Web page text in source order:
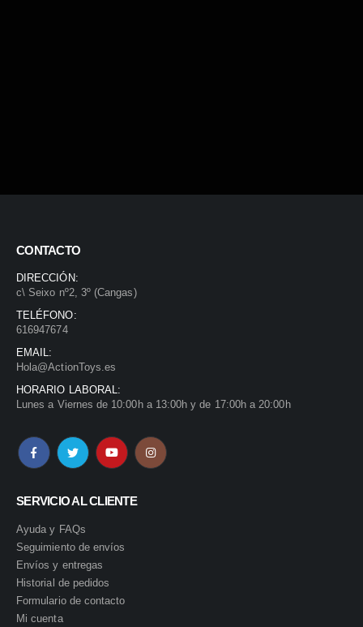
CONTACTO
DIRECCIÓN:
c\ Seixo nº2, 3º (Cangas)
TELÉFONO:
616947674
EMAIL:
Hola@ActionToys.es
HORARIO LABORAL:
Lunes a Viernes de 10:00h a 13:00h y de 17:00h a 20:00h
SERVICIO AL CLIENTE
Ayuda y FAQs
Seguimiento de envíos
Envíos y entregas
Historial de pedidos
Formulario de contacto
Mi cuenta